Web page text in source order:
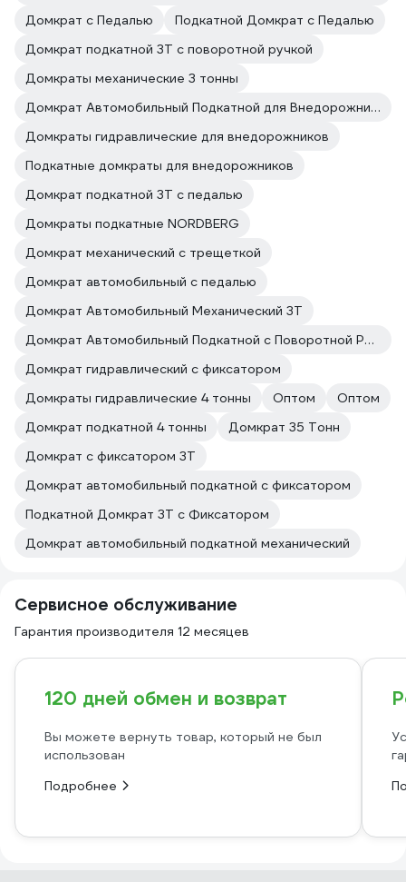
Домкрат с Педалью
Подкатной Домкрат с Педалью
Домкрат подкатной 3Т с поворотной ручкой
Домкраты механические 3 тонны
Домкрат Автомобильный Подкатной для Внедорожника
Домкраты гидравлические для внедорожников
Подкатные домкраты для внедорожников
Домкрат подкатной 3Т с педалью
Домкраты подкатные NORDBERG
Домкрат механический с трещеткой
Домкрат автомобильный с педалью
Домкрат Автомобильный Механический 3Т
Домкрат Автомобильный Подкатной с Поворотной Ручкой
Домкрат гидравлический с фиксатором
Домкраты гидравлические 4 тонны
Оптом
Оптом
Домкрат подкатной 4 тонны
Домкрат 35 Тонн
Домкрат с фиксатором 3Т
Домкрат автомобильный подкатной с фиксатором
Подкатной Домкрат 3Т с Фиксатором
Домкрат автомобильный подкатной механический
Сервисное обслуживание
Гарантия производителя 12 месяцев
120 дней обмен и возврат
Вы можете вернуть товар, который не был
использован
Подробнее